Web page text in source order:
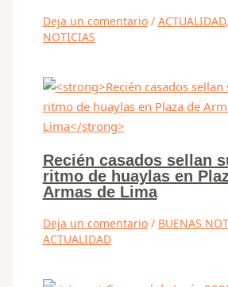
Deja un comentario / ACTUALIDAD,
NOTICIAS
Recién casados sellan
ritmo de huaylas en
Armas de Lima
Deja un comentario / BUENAS
ACTUALIDAD